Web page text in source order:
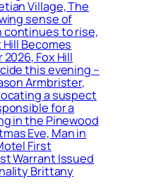
Village, The
sense of
continues to rise,
Hill Becomes
Fox Hill
this evening –
Armbrister,
a suspect
for a
in the Pinewood
Eve, Man in
First
Warrant Issued
Brittany